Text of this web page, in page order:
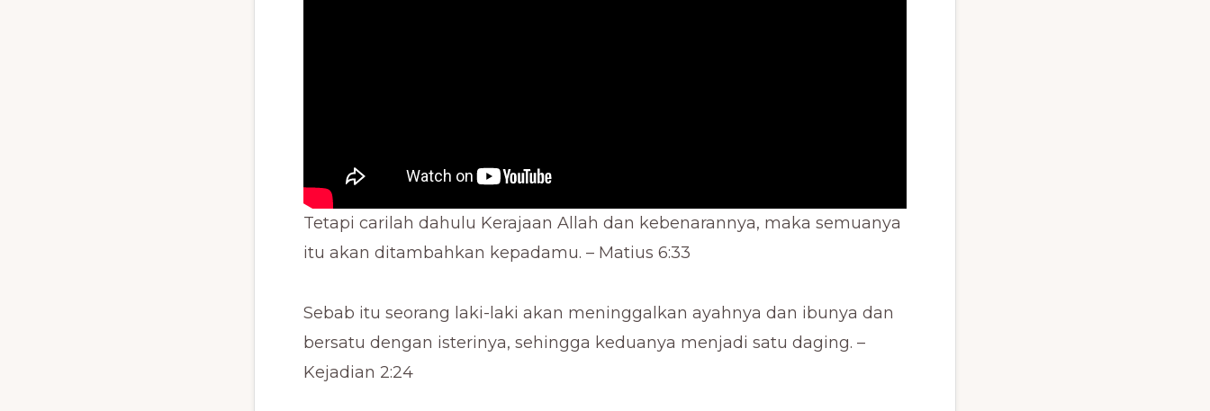
Tetapi carilah dahulu Kerajaan Allah dan kebenarannya, maka semuanya
itu akan ditambahkan kepadamu. – Matius 6:33
Sebab itu seorang laki-laki akan meninggalkan ayahnya dan ibunya dan
bersatu dengan isterinya, sehingga keduanya menjadi satu daging. –
Kejadian 2:24